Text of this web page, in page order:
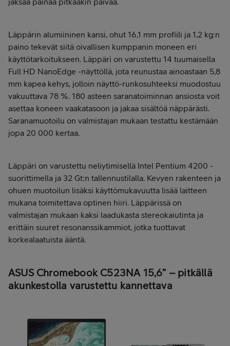
Läppärin alumiininen kansi, ohut 16,1 mm profiili ja 1,2 kg:n
paino tekevät siitä oivallisen kumppanin moneen eri
käyttötarkoitukseen. Läppäri on varustettu 14 tuumaisella
Full HD NanoEdge -näyttöllä, jota reunustaa ainoastaan 5,8
mm kapea kehys, jolloin näyttö-runkosuhteeksi muodostuu
vakuuttava 78 %. 180 asteen saranatoiminnan ansiosta voit
asettaa koneen vaakatasoon ja jakaa sisältöä näppärästi.
Saranamuotoilu on valmistajan mukaan testattu kestämään
jopa 20 000 kertaa.
Läppäri on varustettu neliytimisellä Intel Pentium 4200 -
suorittimella ja 32 Gt:n tallennustilalla. Kevyen rakenteen ja
ohuen muotoilun lisäksi käyttömukavuutta lisää laitteen
mukana toimitettava optinen hiiri. Läppärissä on
valmistajan mukaan kaksi laadukasta stereokaiutinta ja
erittäin suuret resonanssikammiot, jotka tuottavat
korkealaatuista ääntä.
ASUS Chromebook C523NA 15,6” – pitkällä
akunkestolla varustettu kannettava